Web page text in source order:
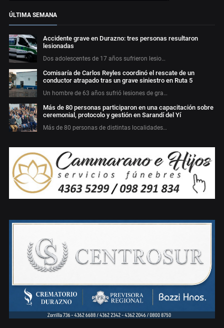
ÚLTIMA SEMANA
Accidente grave en Durazno: tres personas resultaron
lesionadas
Dos adolescentes de 17 años sufrieron lesio…
Comisaría de Carlos Reyles coordinó el rescate de un
conductor atrapado tras un grave siniestro en Ruta 5
Un hombre de 63 años sufrió lesiones de gra…
Más de 80 personas participaron en una capacitación sobre
ceremonial, protocolo y gestión en Sarandí del Yí
Más de 80 personas de distintas localidades…